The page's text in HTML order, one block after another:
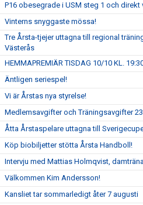
P16 obesegrade i USM steg 1 och direkt
Vinterns snyggaste mössa!
Tre Årsta-tjejer uttagna till regional
Västerås
HEMMAPREMIÄR TISDAG 10/10 KL.
Äntligen seriespel!
Vi är Årstas nya styrelse!
Medlemsavgifter och Träningsavgifter
Åtta Årstaspelare uttagna till
Köp biobiljetter stötta Årsta Handboll!
Intervju med Mattias Holmqvist,
Välkommen Kim Andersson!
Kansliet tar sommarledigt åter 7 augusti